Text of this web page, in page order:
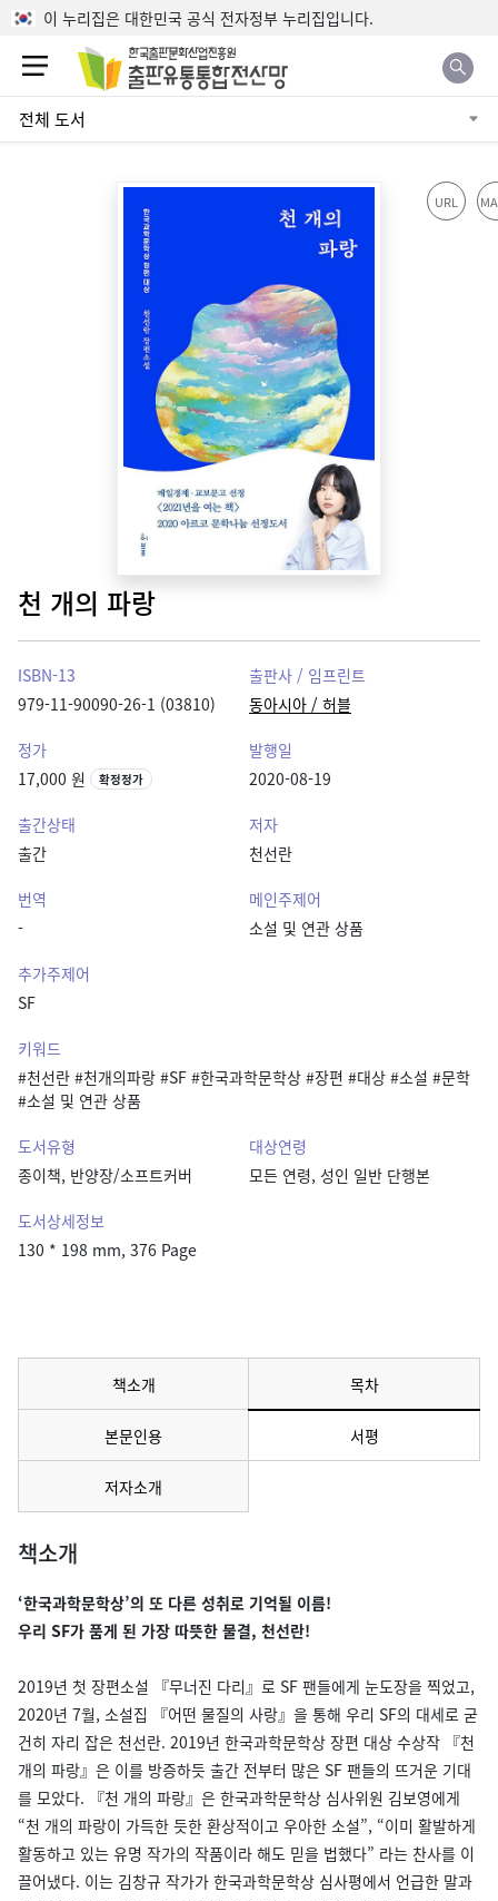
본문으로 바로가기
이 누리집은 대한민국 공식 전자정부 누리집입니다.
전체 도서
천 개의 파랑
ISBN-13
979-11-90090-26-1 (03810)
출판사 / 임프린트
동아시아 / 허블
정가
17,000 원
확정정가
발행일
2020-08-19
출간상태
출간
저자
천선란
번역
-
메인주제어
소설 및 연관 상품
추가주제어
SF
키워드
#천선란 #천개의파랑 #SF #한국과학문학상 #장편 #대상 #소설 #문학
#소설 및 연관 상품
도서유형
종이책, 반양장/소프트커버
대상연령
모든 연령, 성인 일반 단행본
도서상세정보
130 * 198 mm, 376 Page
URL
책소개 목차
본문인용 서평메뉴 선택됨
저자소개
책소개
‘한국과학문학상’의 또 다른 성취로 기억될 이름!
우리 SF가 품게 된 가장 따뜻한 물결, 천선란!
2019년 첫 장편소설 『무너진 다리』로 SF 팬들에게 눈도장을 찍었고,
2020년 7월, 소설집 『어떤 물질의 사랑』을 통해 우리 SF의 대세로 굳
건히 자리 잡은 천선란. 2019년 한국과학문학상 장편 대상 수상작 『천
개의 파랑』은 이를 방증하듯 출간 전부터 많은 SF 팬들의 뜨거운 기대
를 모았다. 『천 개의 파랑』은 한국과학문학상 심사위원 김보영에게
“천 개의 파랑이 가득한 듯한 환상적이고 우아한 소설”, “이미 활발하게
활동하고 있는 유명 작가의 작품이라 해도 믿을 법했다” 라는 찬사를 이
끌어냈다. 이는 김창규 작가가 한국과학문학상 심사평에서 언급한 말과